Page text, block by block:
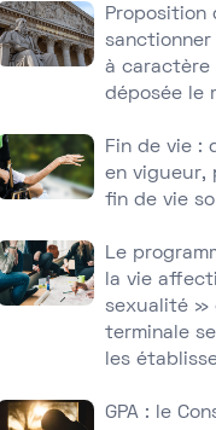
Proposition
à caractère
déposée le
Fin de vie :
en vigueur,
fin de vie
Le
la vie
sexualité »
terminale
les
GPA : le